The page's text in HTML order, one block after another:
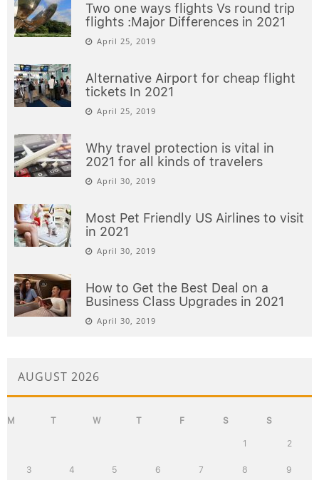
Two one ways flights Vs round trip
flights :Major Differences in 2021
April 25, 2019
Alternative Airport for cheap flight
tickets In 2021
April 25, 2019
Why travel protection is vital in
2021 for all kinds of travelers
April 30, 2019
Most Pet Friendly US Airlines to visit
in 2021
April 30, 2019
How to Get the Best Deal on a
Business Class Upgrades in 2021
April 30, 2019
AUGUST 2026
M T W T F S S
1 2
3 4 5 6 7 8 9